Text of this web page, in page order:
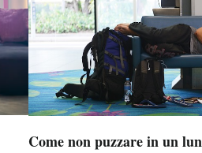
Come non puzzare in un